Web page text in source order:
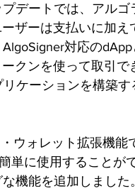
デートでは、アルゴ
ザーは支払いに加え
対応の
クンを使って取引で
ケーションを構築
ウォレット拡張機能
単に使用することが
機能を追加しました。